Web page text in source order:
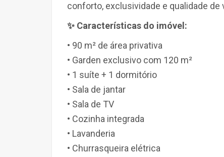
conforto, exclusividade e qualidade de
✨ Características do imóvel:
• 90 m² de área privativa
• Garden exclusivo com 120 m²
• 1 suíte + 1 dormitório
• Sala de jantar
• Sala de TV
• Cozinha integrada
• Lavanderia
• Churrasqueira elétrica